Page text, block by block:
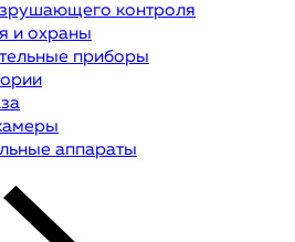
контроля
и охраны
приборы
аппараты